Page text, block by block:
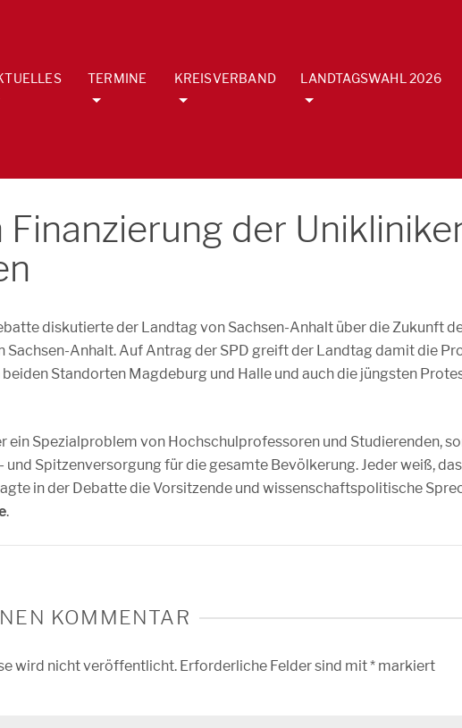
TERMINE KREISVERBAND LANDTAGSWAHL 2026
Finanzierung der
diskutierte der Landtag von Sachsen-Anhalt über die Zukunft
Sachsen-Anhalt. Auf Antrag der SPD greift der Landtag damit die
beiden Standorten Magdeburg und Halle und auch die jüngsten
ein Spezialproblem von Hochschulprofessoren und Studierenden,
und Spitzenversorgung für die gesamte Bevölkerung. Jeder weiß,
in der Debatte die Vorsitzende und wissenschaftspolitische
.
KOMMENTAR
wird nicht veröffentlicht. Erforderliche Felder sind mit* markiert